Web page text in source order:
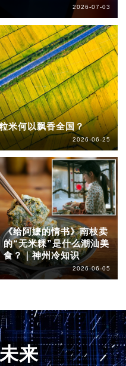
2026-07-03
米何以飘香全国？
2026-06-25
《给阿嬷的情书》南枝卖
的“无米粿”是什么潮汕美
食？｜神州冷知识
2026-06-05
来